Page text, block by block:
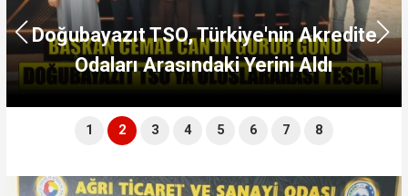
Doğubayazıt TSO, Türkiye'nin Akredite
Odaları Arasındaki Yerini Aldı
1 2 3 4 5 6 7 8